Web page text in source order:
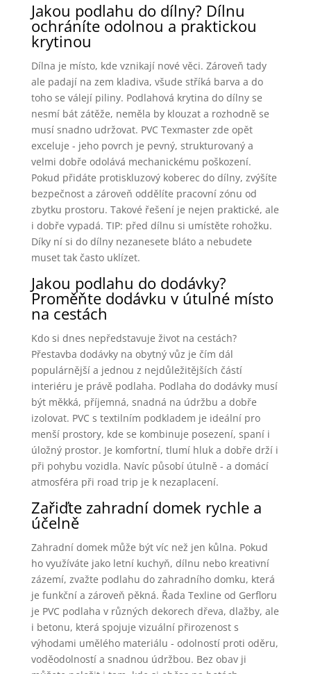
Jakou podlahu do dílny? Dílnu
ochráníte odolnou a praktickou
krytinou
Dílna je místo, kde vznikají nové věci. Zároveň tady
ale padají na zem kladiva, všude stříká barva a do
toho se válejí piliny. Podlahová krytina do dílny se
nesmí bát zátěže, neměla by klouzat a rozhodně se
musí snadno udržovat. PVC Texmaster zde opět
exceluje - jeho povrch je pevný, strukturovaný a
velmi dobře odolává mechanickému poškození.
Pokud přidáte protiskluzový koberec do dílny, zvýšíte
bezpečnost a zároveň oddělíte pracovní zónu od
zbytku prostoru. Takové řešení je nejen praktické, ale
i dobře vypadá. TIP: před dílnu si umístěte rohožku.
Díky ní si do dílny nezanesete bláto a nebudete
muset tak často uklízet.
Jakou podlahu do dodávky?
Proměňte dodávku v útulné místo
na cestách
Kdo si dnes nepředstavuje život na cestách?
Přestavba dodávky na obytný vůz je čím dál
populárnější a jednou z nejdůležitějších částí
interiéru je právě podlaha. Podlaha do dodávky musí
být měkká, příjemná, snadná na údržbu a dobře
izolovat. PVC s textilním podkladem je ideální pro
menší prostory, kde se kombinuje posezení, spaní i
úložný prostor. Je komfortní, tlumí hluk a dobře drží i
při pohybu vozidla. Navíc působí útulně - a domácí
atmosféra při road trip je k nezaplacení.
Zařiďte zahradní domek rychle a
účelně
Zahradní domek může být víc než jen kůlna. Pokud
ho využíváte jako letní kuchyň, dílnu nebo kreativní
zázemí, zvažte podlahu do zahradního domku, která
je funkční a zároveň pěkná. Řada Texline od Gerfloru
je PVC podlaha v různých dekorech dřeva, dlažby, ale
i betonu, která spojuje vizuální přirozenost s
výhodami umělého materiálu - odolností proti oděru,
voděodolností a snadnou údržbou. Bez obav ji